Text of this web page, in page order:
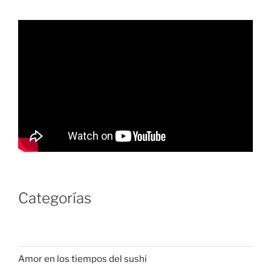
Categorías
Amor en los tiempos del sushi